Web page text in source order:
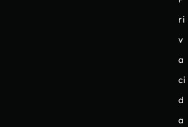
ri
v
a
ci
d
a